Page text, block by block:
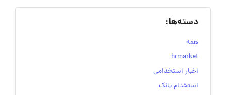
دسته‌ها:
همه
hrmarket
اخبار استخدامی
استخدام بانک